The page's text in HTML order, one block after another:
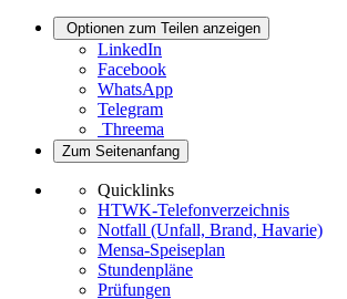
Optionen zum Teilen anzeigen
LinkedIn
Facebook
WhatsApp
Telegram
Threema
Zum Seitenanfang
Quicklinks
HTWK-Telefonverzeichnis
Notfall (Unfall, Brand, Havarie)
Mensa-Speiseplan
Stundenpläne
Prüfungen